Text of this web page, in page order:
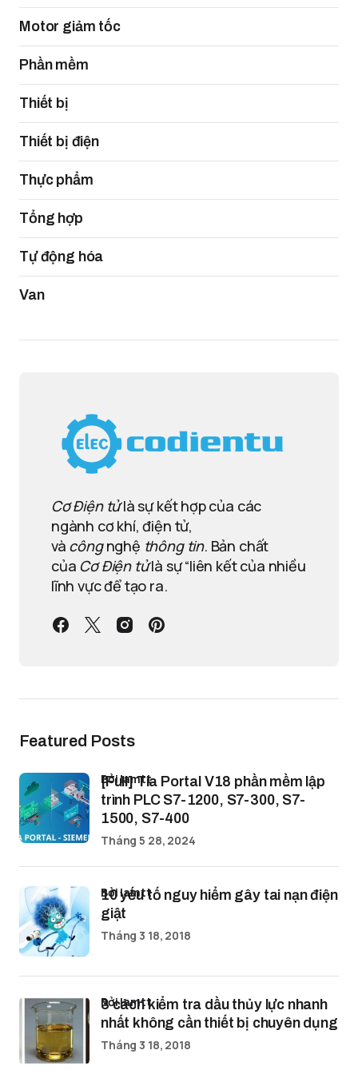
Motor giảm tốc
Phần mềm
Thiết bị
Thiết bị điện
Thực phẩm
Tổng hợp
Tự động hóa
Van
Cơ Điện tửlà sự kết hợp của các
ngành cơ khí, điện tử,
và côngnghệ thông tin. Bản chất
của Cơ Điện tửlà sự “liên kết của nhiều
lĩnh vực để tạo ra.
Featured Posts
[Full] Tia Portal V18 phần mềm lập
trình PLC S7-1200, S7-300, S7-
1500, S7-400
bởi lamtt
Tháng 5 28, 2024
10 yếu tố nguy hiểm gây tai nạn điện
giật
bởi lamtt
Tháng 3 18, 2018
3 cách kiểm tra dầu thủy lực nhanh
nhất không cần thiết bị chuyên dụng
bởi lamtt
Tháng 3 18, 2018